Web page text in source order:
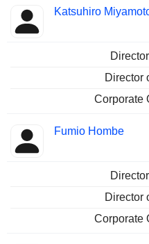
Katsuhiro
Director
Corporate
Fumio Hombe
Director
Corporate